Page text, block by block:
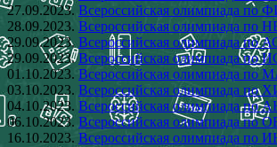
27.09.2023.Всероссийская олимпиада по
28.09.2023. Всероссийская олимпиада
29.09.2023.Всероссийская олимпиада
29.09.2023.Всероссийская олимпиада
01.10.2023. Всероссийская олимпиада
03.10.2023. Всероссийская олимпиада по
04.10.2023. Всероссийская олимпиада
06.10.2023. Всероссийская олимпиада
16.10.2023. Всероссийская олимпиада